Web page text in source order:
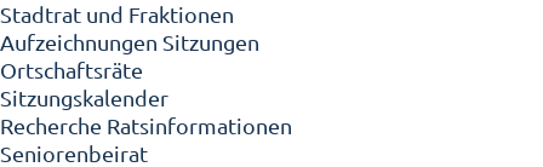
Stadtrat und Fraktionen
Aufzeichnungen Sitzungen
Ortschaftsräte
Sitzungskalender
Recherche Ratsinformationen
Seniorenbeirat